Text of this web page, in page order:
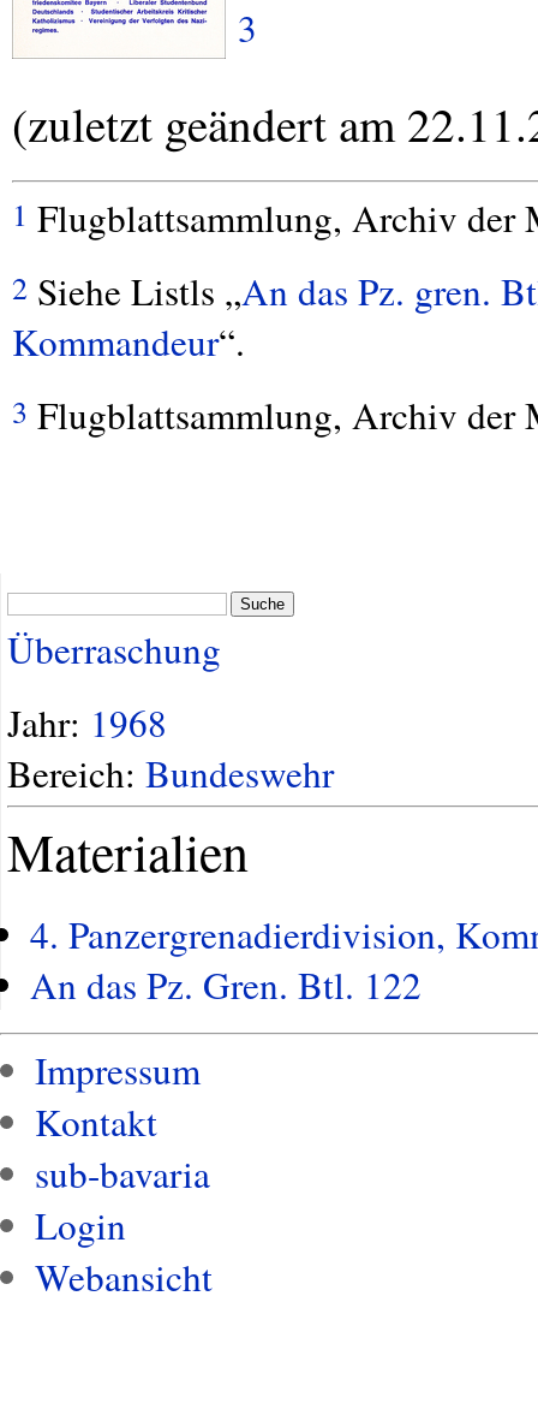
3
(zuletzt geändert am
1 Flugblattsammlung, Archiv der
2 Siehe Listls „An das Pz. gren.
Kommandeur“.
3 Flugblattsammlung, Archiv der
Suche
Überraschung
Jahr: 1968
Bereich: Bundeswehr
Materialien
4. Panzergrenadierdivision,
An das Pz. Gren. Btl. 122
Impressum
Kontakt
sub-bavaria
Login
Webansicht